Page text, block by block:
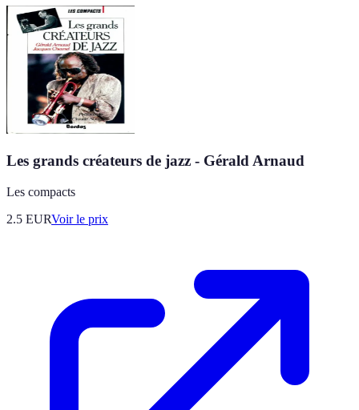
Les grands créateurs de jazz - Gérald Arnaud
Les compacts
2.5 EURVoir le prix